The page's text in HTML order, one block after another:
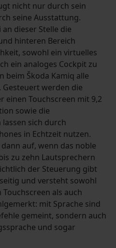
nicht nur durch sein
seine Ausstattung.
dieser Stelle die
hinteren Bereich
sowohl ein virtuelles
ein analoges Cockpit zu
beim Škoda Kamiq alle
werden die
einen Touchscreen mit 9,2
sowie die
sich durch
in Echtzeit nutzen.
auf, wenn das noble
zu zehn Lautsprechern
der Steuerung gibt
und versteht sowohl
als auch
mit Sprache sind
gemeint, sondern auch
und sogar